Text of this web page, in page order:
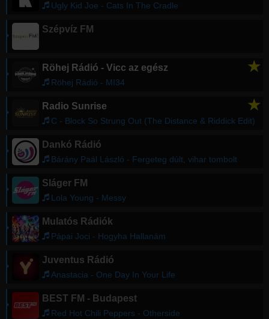
Ugly Kid Joe - Cats In The Cradle
Szépvíz FM
Röhej Rádió - Vicc az egész ★
Röhej Rádió - MI34
Radio Sunrise ★
C - Block So Strung Out (The Distance & Riddick Edit)
Dankó Rádió
Bárány Paál László - Fergeteg dúlt, vihar tombolt
Sláger FM
Lola Young - Messy
Mulatós Rádiók
Pápai Joci - Hogyha Hallanám
Juventus Rádió
Anastacia - One Day In Your Life
BEST FM - Budapest
Red Hot Chili Peppers - Otherside